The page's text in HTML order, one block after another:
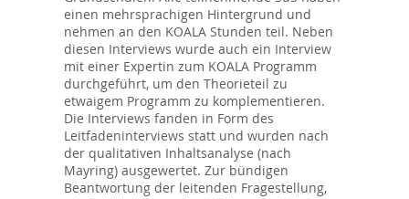
einen mehrsprachigen Hintergrund und
nehmen an den KOALA Stunden teil. Neben
diesen Interviews wurde auch ein Interview
mit einer Expertin zum KOALA Programm
durchgeführt, um den Theorieteil zu
etwaigem Programm zu komplementieren.
Die Interviews fanden in Form des
Leitfadeninterviews statt und wurden nach
der qualitativen Inhaltsanalyse (nach
Mayring) ausgewertet. Zur bündigen
Beantwortung der leitenden Fragestellung,